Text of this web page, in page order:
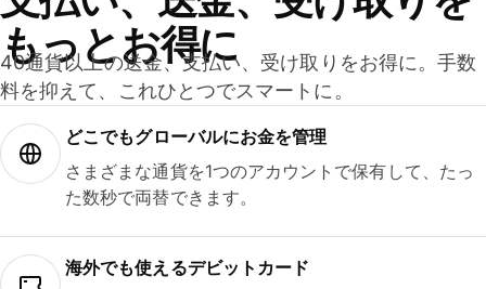
もっとお得に
40通貨以上の送金、支払い、受け取りをお得に。手数
料を抑えて、これひとつでスマートに。
どこでもグ⁠ロ⁠ー⁠バ⁠ルにお金を管理
さまざまな通貨を1つのアカウントで保有して、たっ
た数秒で両替できます。
海外でも使えるデビットカード